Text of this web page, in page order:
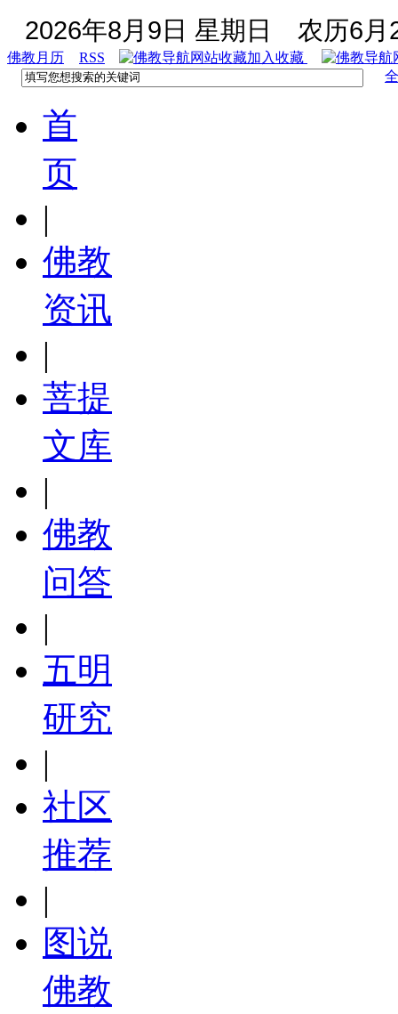
2026年8月9日 星期日 农历6月
佛教月历 RSS
加入收藏
首
页
|
佛教
资讯
|
菩提
文库
|
佛教
问答
|
五明
研究
|
社区
推荐
|
图说
佛教